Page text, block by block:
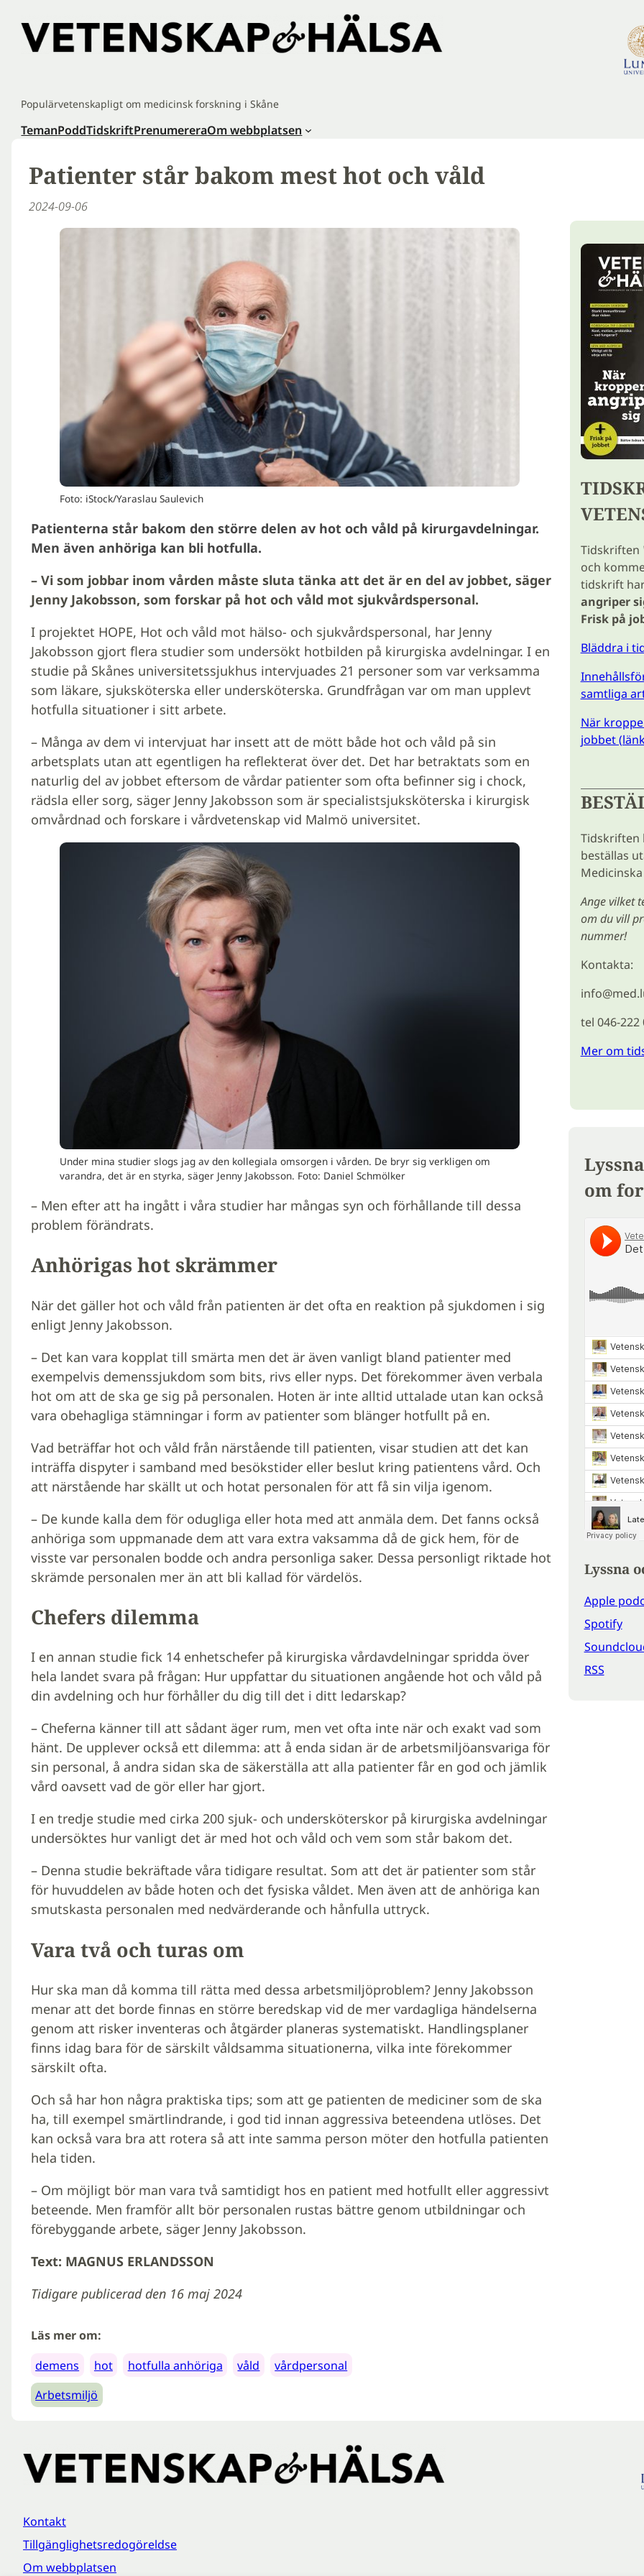
innehåll
Populärvetenskapligt om medicinsk forskning i Skåne
TemanPoddTidskriftPrenumereraOm webbplatsen
Patienter står bakom mest hot och våld
2024-09-06
Foto: iStock/Yaraslau Saulevich
Patienterna står bakom den större delen av hot och våld på kirurgavdelningar.
Men även anhöriga kan bli hotfulla.
– Vi som jobbar inom vården måste sluta tänka att det är en del av jobbet, säger
Jenny Jakobsson, som forskar på hot och våld mot sjukvårdspersonal.
I projektet HOPE, Hot och våld mot hälso- och sjukvårdspersonal, har Jenny
Jakobsson gjort flera studier som undersökt hotbilden på kirurgiska avdelningar. I en
studie på Skånes universitetssjukhus intervjuades 21 personer som var verksamma
som läkare, sjuksköterska eller undersköterska. Grundfrågan var om man upplevt
hotfulla situationer i sitt arbete.
– Många av dem vi intervjuat har insett att de mött både hot och våld på sin
arbetsplats utan att egentligen ha reflekterat över det. Det har betraktats som en
naturlig del av jobbet eftersom de vårdar patienter som ofta befinner sig i chock,
rädsla eller sorg, säger Jenny Jakobsson som är specialistsjuksköterska i kirurgisk
omvårdnad och forskare i vårdvetenskap vid Malmö universitet.
Under mina studier slogs jag av den kollegiala omsorgen i vården. De bryr sig verkligen om
varandra, det är en styrka, säger Jenny Jakobsson. Foto: Daniel Schmölker
– Men efter att ha ingått i våra studier har mångas syn och förhållande till dessa
problem förändrats.
Anhörigas hot skrämmer
När det gäller hot och våld från patienten är det ofta en reaktion på sjukdomen i sig
enligt Jenny Jakobsson.
– Det kan vara kopplat till smärta men det är även vanligt bland patienter med
exempelvis demenssjukdom som bits, rivs eller nyps. Det förekommer även verbala
hot om att de ska ge sig på personalen. Hoten är inte alltid uttalade utan kan också
vara obehagliga stämningar i form av patienter som blänger hotfullt på en.
Vad beträffar hot och våld från närstående till patienten, visar studien att det kan
inträffa dispyter i samband med besökstider eller beslut kring patientens vård. Och
att närstående har skällt ut och hotat personalen för att få sin vilja igenom.
– De kunde kalla dem för odugliga eller hota med att anmäla dem. Det fanns också
anhöriga som uppmanade dem att vara extra vaksamma då de gick hem, för de
visste var personalen bodde och andra personliga saker. Dessa personligt riktade hot
skrämde personalen mer än att bli kallad för värdelös.
Chefers dilemma
I en annan studie fick 14 enhetschefer på kirurgiska vårdavdelningar spridda över
hela landet svara på frågan: Hur uppfattar du situationen angående hot och våld på
din avdelning och hur förhåller du dig till det i ditt ledarskap?
– Cheferna känner till att sådant äger rum, men vet ofta inte när och exakt vad som
hänt. De upplever också ett dilemma: att å enda sidan är de arbetsmiljöansvariga för
sin personal, å andra sidan ska de säkerställa att alla patienter får en god och jämlik
vård oavsett vad de gör eller har gjort.
I en tredje studie med cirka 200 sjuk- och undersköterskor på kirurgiska avdelningar
undersöktes hur vanligt det är med hot och våld och vem som står bakom det.
– Denna studie bekräftade våra tidigare resultat. Som att det är patienter som står
för huvuddelen av både hoten och det fysiska våldet. Men även att de anhöriga kan
smutskasta personalen med nedvärderande och hånfulla uttryck.
Vara två och turas om
Hur ska man då komma till rätta med dessa arbetsmiljöproblem? Jenny Jakobsson
menar att det borde finnas en större beredskap vid de mer vardagliga händelserna
genom att risker inventeras och åtgärder planeras systematiskt. Handlingsplaner
finns idag bara för de särskilt våldsamma situationerna, vilka inte förekommer
särskilt ofta.
Och så har hon några praktiska tips; som att ge patienten de mediciner som de ska
ha, till exempel smärtlindrande, i god tid innan aggressiva beteendena utlöses. Det
kan också vara bra att rotera så att inte samma person möter den hotfulla patienten
hela tiden.
– Om möjligt bör man vara två samtidigt hos en patient med hotfullt eller aggressivt
beteende. Men framför allt bör personalen rustas bättre genom utbildningar och
förebyggande arbete, säger Jenny Jakobsson.
Text: MAGNUS ERLANDSSON
Tidigare publicerad den 16 maj 2024
Läs mer om:
demens
hot hotfulla anhöriga våld
vårdpersonal
Arbetsmiljö
Tidskriften
och
tidskrift
angriper
Frisk på
Bläddra i
samtliga
När
jobbet
Tidskriften
beställas
Ange vilket
om du vill
nummer!
Kontakta:
tel 046-222
Mer om
om
Lyssna
Apple
Spotify
RSS
Kontakt
Tillgänglighetsredogöreldse
Om webbplatsen